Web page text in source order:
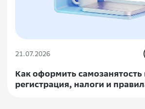
21.07.2026
Как оформить самозанятость
регистрация, налоги и